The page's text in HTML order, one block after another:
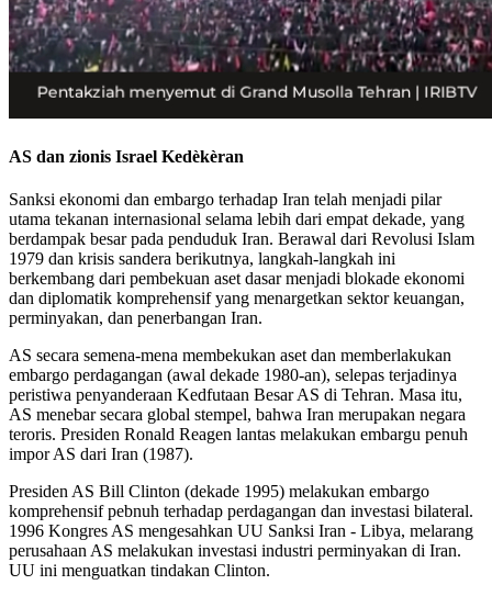
AS dan zionis Israel Kedèkèran
Sanksi ekonomi dan embargo terhadap Iran telah menjadi pilar
utama tekanan internasional selama lebih dari empat dekade, yang
berdampak besar pada penduduk Iran. Berawal dari Revolusi Islam
1979 dan krisis sandera berikutnya, langkah-langkah ini
berkembang dari pembekuan aset dasar menjadi blokade ekonomi
dan diplomatik komprehensif yang menargetkan sektor keuangan,
perminyakan, dan penerbangan Iran.
AS secara semena-mena membekukan aset dan memberlakukan
embargo perdagangan (awal dekade 1980-an), selepas terjadinya
peristiwa penyanderaan Kedfutaan Besar AS di Tehran. Masa itu,
AS menebar secara global stempel, bahwa Iran merupakan negara
teroris. Presiden Ronald Reagen lantas melakukan embargu penuh
impor AS dari Iran (1987).
Presiden AS Bill Clinton (dekade 1995) melakukan embargo
komprehensif pebnuh terhadap perdagangan dan investasi bilateral.
1996 Kongres AS mengesahkan UU Sanksi Iran - Libya, melarang
perusahaan AS melakukan investasi industri perminyakan di Iran.
UU ini menguatkan tindakan Clinton.